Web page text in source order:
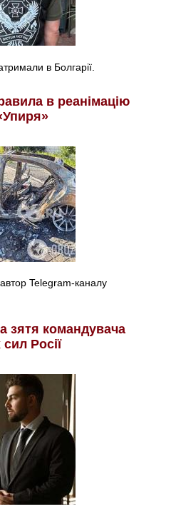
в Болгарії.
в реанімацію
Telegram-каналу
зятя командувача
Росії